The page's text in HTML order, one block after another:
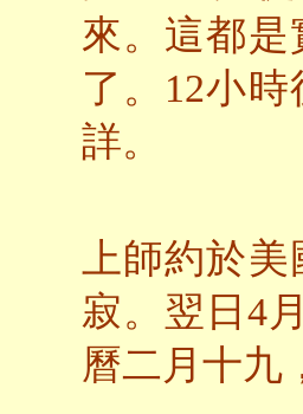
來。這都
了。12小
詳。
上師約於
寂。翌日4
曆二月十九